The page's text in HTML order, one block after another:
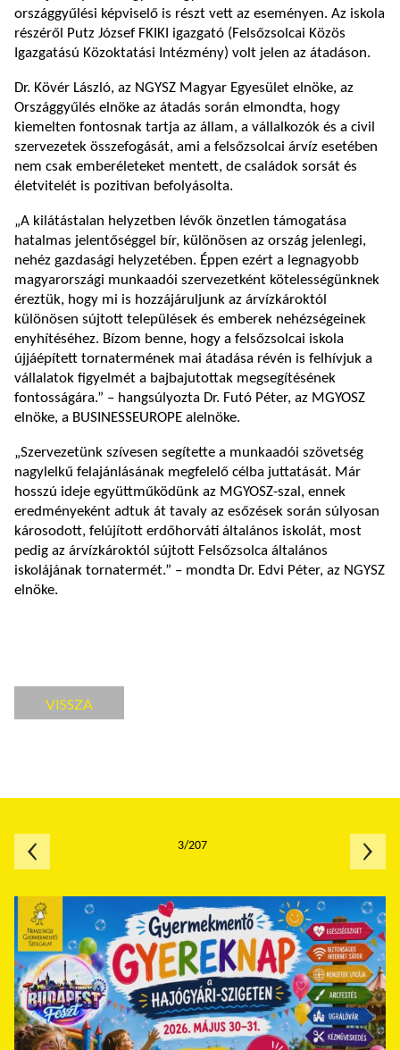
országgyűlési képviselő is részt vett az eseményen. Az iskola
részéről Putz József FKIKI igazgató (Felsőzsolcai Közös
Igazgatású Közoktatási Intézmény) volt jelen az átadáson.
Dr. Kövér László, az NGYSZ Magyar Egyesület elnöke, az
Országgyűlés elnöke az átadás során elmondta, hogy
kiemelten fontosnak tartja az állam, a vállalkozók és a civil
szervezetek összefogását, ami a felsőzsolcai árvíz esetében
nem csak emberéleteket mentett, de családok sorsát és
életvitelét is pozitívan befolyásolta.
„A kilátástalan helyzetben lévők önzetlen támogatása
hatalmas jelentőséggel bír, különösen az ország jelenlegi,
nehéz gazdasági helyzetében. Éppen ezért a legnagyobb
magyarországi munkaadói szervezetként kötelességünknek
éreztük, hogy mi is hozzájáruljunk az árvízkároktól
különösen sújtott települések és emberek nehézségeinek
enyhítéséhez. Bízom benne, hogy a felsőzsolcai iskola
újjáépített tornatermének mai átadása révén is felhívjuk a
vállalatok figyelmét a bajbajutottak megsegítésének
fontosságára.” – hangsúlyozta Dr. Futó Péter, az MGYOSZ
elnöke, a BUSINESSEUROPE alelnöke.
„Szervezetünk szívesen segítette a munkaadói szövetség
nagylelkű felajánlásának megfelelő célba juttatását. Már
hosszú ideje együttműködünk az MGYOSZ-szal, ennek
eredményeként adtuk át tavaly az esőzések során súlyosan
károsodott, felújított erdőhorváti általános iskolát, most
pedig az árvízkároktól sújtott Felsőzsolca általános
iskolájának tornatermét.” – mondta Dr. Edvi Péter, az NGYSZ
elnöke.
VISSZA
3/207